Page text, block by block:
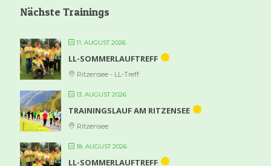
Nächste Trainings
11. AUGUST 2026
LL-SOMMERLAUFTREFF
Ritzensee - LL-Treff
13. AUGUST 2026
TRAININGSLAUF AM RITZENSEE
Ritzensee
18. AUGUST 2026
LL-SOMMERLAUFTREFF